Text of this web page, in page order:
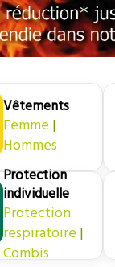
Vêtements
Femme|
Hommes
Protection
individuelle
Protection
respiratoire|
Combis